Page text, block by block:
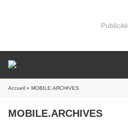
Publicité
Accueil » MOBILE.ARCHIVES
MOBILE.ARCHIVES